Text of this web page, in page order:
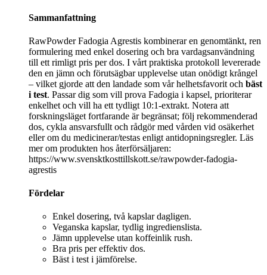
Sammanfattning
RawPowder Fadogia Agrestis kombinerar en genomtänkt, ren
formulering med enkel dosering och bra vardagsanvändning
till ett rimligt pris per dos. I vårt praktiska protokoll levererade
den en jämn och förutsägbar upplevelse utan onödigt krångel
– vilket gjorde att den landade som vår helhetsfavorit och bäst
i test. Passar dig som vill prova Fadogia i kapsel, prioriterar
enkelhet och vill ha ett tydligt 10:1-extrakt. Notera att
forskningsläget fortfarande är begränsat; följ rekommenderad
dos, cykla ansvarsfullt och rådgör med vården vid osäkerhet
eller om du medicinerar/testas enligt antidopningsregler. Läs
mer om produkten hos återförsäljaren:
https://www.svensktkosttillskott.se/rawpowder-fadogia-
agrestis
Fördelar
Enkel dosering, två kapslar dagligen.
Veganska kapslar, tydlig ingredienslista.
Jämn upplevelse utan koffeinlik rush.
Bra pris per effektiv dos.
Bäst i test i jämförelse.